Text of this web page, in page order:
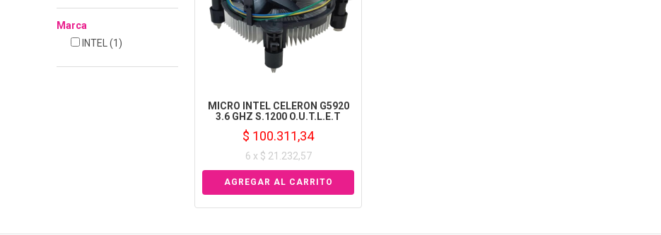
Marca
INTEL (1)
MICRO INTEL CELERON G5920
3.6 GHZ S.1200 O.U.T.L.E.T
$ 100.311,34
6 x $ 21.232,57